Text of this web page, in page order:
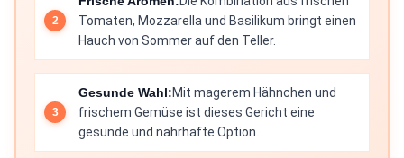
Tomaten, Mozzarella und Basilikum bringt einen
Hauch von Sommer auf den Teller.
Gesunde Wahl:Mit magerem Hähnchen und
frischem Gemüse ist dieses Gericht eine
gesunde und nahrhafte Option.